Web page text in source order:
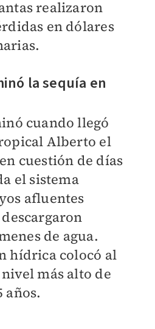
realizaron
en dólares
la sequía en
cuando llegó
Alberto el
cuestión de días
el sistema
afluentes
de agua.
hídrica colocó al
más alto de
años.